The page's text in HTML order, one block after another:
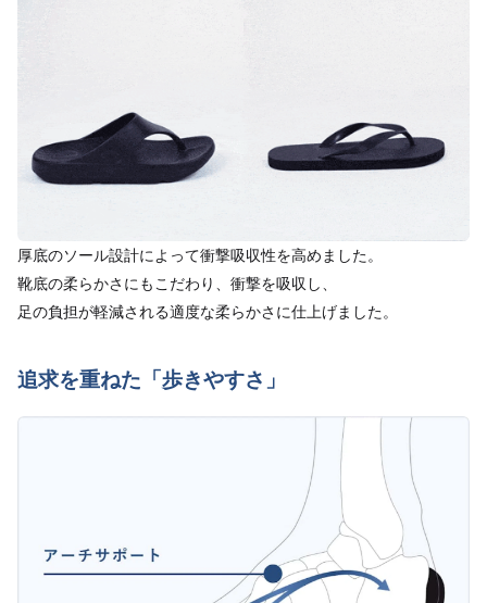
厚底のソール設計によって衝撃吸収性を高めました。
靴底の柔らかさにもこだわり、衝撃を吸収し、
足の負担が軽減される適度な柔らかさに仕上げました。
追求を重ねた「歩きやすさ」